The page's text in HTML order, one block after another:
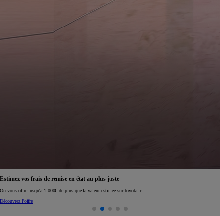
Réservez en ligne votre occasion pour 1€ seulement
Réservez en ligne